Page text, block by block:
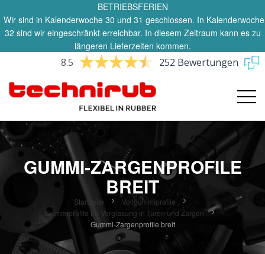
BETRIEBSFERIEN
Wir sind in Kalenderwoche 30 und 31 geschlossen. In Kalenderwoche
32 sind wir eingeschränkt erreichbar. In diesem Zeitraum kann es zu
längeren Lieferzeiten kommen.
8.5 252 Bewertungen
GUMMI-ZARGENPROFILE
BREIT
Startseite
Vollgummiprofile
Gummiprofile für Verglasung in Türen und Zargen
Gummi-Zargenprofile breit